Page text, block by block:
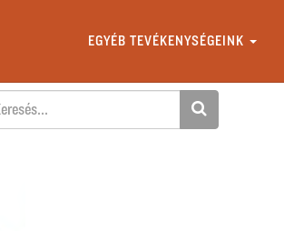
EGYÉB TEVÉKENYSÉGEINK